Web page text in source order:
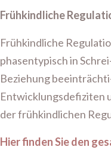
Frühkindliche
Frühkindliche
phasentypisch in
Beziehung
Entwicklungsdefiziten
der frühkindlichen
Hier finden Sie den